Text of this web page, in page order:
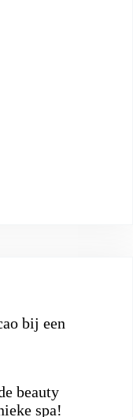
bij een
beauty
spa!